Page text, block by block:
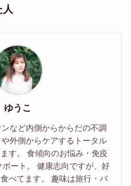
人
ゆうこ
など内側からからだの不調
外側からケアするトータル
す。 食傾向のお悩み・免疫
ート。 健康志向ですが、好
べてます。 趣味は旅行・バ